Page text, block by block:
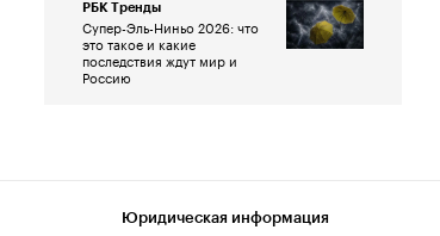
РБК Тренды
Супер-Эль-Ниньо 2026: что
это такое и какие
последствия ждут мир и
Россию
Юридическая информация